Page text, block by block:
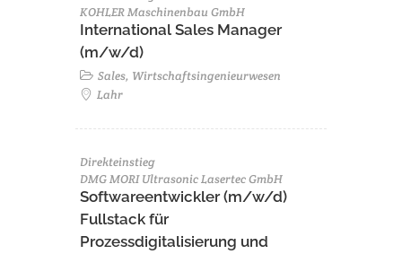
KOHLER Maschinenbau GmbH
International Sales Manager
(m/w/d)
Sales, Wirtschaftsingenieurwesen
Lahr
Direkteinstieg
DMG MORI Ultrasonic Lasertec GmbH
Softwareentwickler (m/w/d)
Fullstack für
Prozessdigitalisierung und